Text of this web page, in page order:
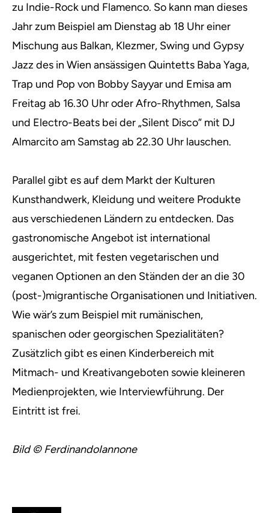
zu Indie-Rock und Flamenco. So kann man dieses
Jahr zum Beispiel am Dienstag ab 18 Uhr einer
Mischung aus Balkan, Klezmer, Swing und Gypsy
Jazz des in Wien ansässigen Quintetts Baba Yaga,
Trap und Pop von Bobby Sayyar und Emisa am
Freitag ab 16.30 Uhr oder Afro-Rhythmen, Salsa
und Electro-Beats bei der „Silent Disco“ mit DJ
Almarcito am Samstag ab 22.30 Uhr lauschen.
Parallel gibt es auf dem Markt der Kulturen
Kunsthandwerk, Kleidung und weitere Produkte
aus verschiedenen Ländern zu entdecken. Das
gastronomische Angebot ist international
ausgerichtet, mit festen vegetarischen und
veganen Optionen an den Ständen der an die 30
(post-)migrantische Organisationen und Initiativen.
Wie wär’s zum Beispiel mit rumänischen,
spanischen oder georgischen Spezialitäten?
Zusätzlich gibt es einen Kinderbereich mit
Mitmach- und Kreativangeboten sowie kleineren
Medienprojekten, wie Interviewführung. Der
Eintritt ist frei.
Bild © FerdinandoIannone